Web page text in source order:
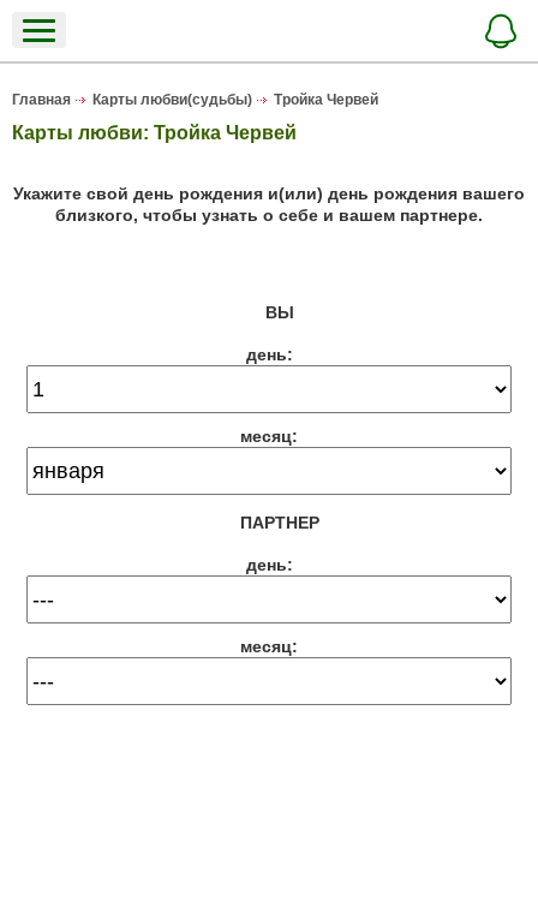
Главная Карты любви(судьбы) Тройка Червей
Карты любви: Тройка Червей
Укажите свой день рождения и(или) день рождения вашего
близкого, чтобы узнать о себе и вашем партнере.
ВЫ
день:
месяц:
ПАРТНЕР
день:
месяц: